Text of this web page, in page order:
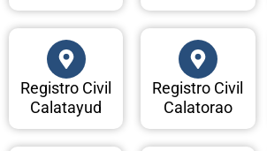
Registro Civil
Calatayud
Registro Civil
Calatorao